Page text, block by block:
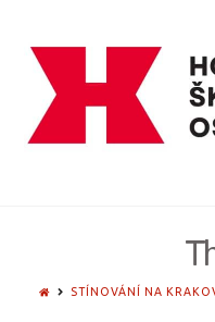
HOMESTÍNOVÁNÍ NA